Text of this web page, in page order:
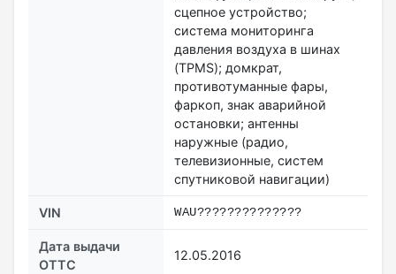
сцепное устройство;
система мониторинга
давления воздуха в шинах
(TPMS); домкрат,
противотуманные фары,
фаркоп, знак аварийной
остановки; антенны
наружные (радио,
телевизионные, систем
спутниковой навигации)
VIN WAU??????????????
Дата выдачи
ОТТС
12.05.2016